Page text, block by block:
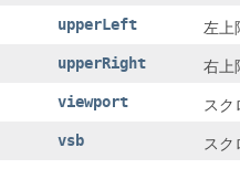
upperLeft 左上
upperRight 右上
viewport スク
vsb スク